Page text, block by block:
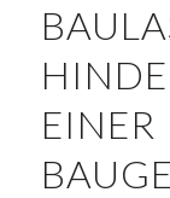
EINER